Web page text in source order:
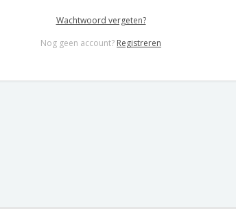
Wachtwoord vergeten?
Nog geen account? Registreren